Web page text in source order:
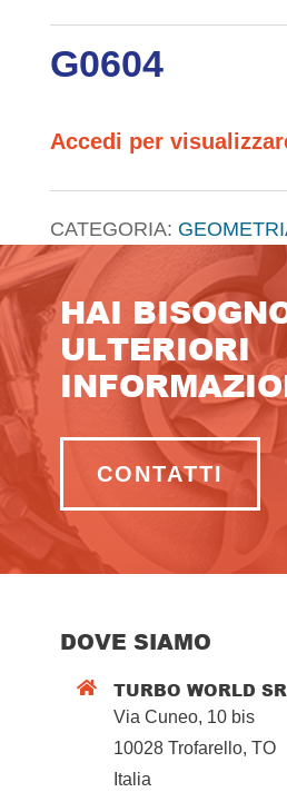
G0604
Accedi per
CATEGORIA:
HAI
ULTERIORI
CONTATTI
DOVE SIAMO
 TURBO WORLD
Via Cuneo, 10 bis
10028 Trofarello, TO
Italia